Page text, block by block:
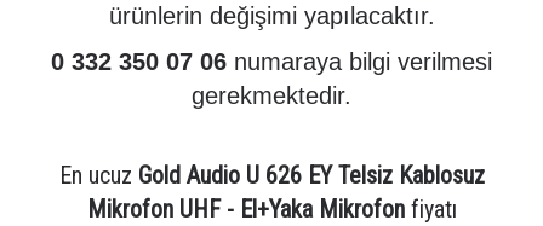
ürünlerin değişimi yapılacaktır.
0 332 350 07 06 numaraya bilgi verilmesi
gerekmektedir.
En ucuz Gold Audio U 626 EY Telsiz Kablosuz
Mikrofon UHF - El+Yaka Mikrofonfiyatı